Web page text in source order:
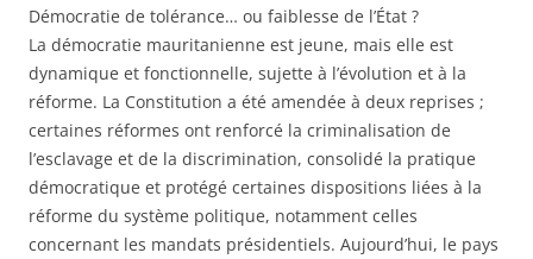
Démocratie de tolérance… ou faiblesse de l’État ?
La démocratie mauritanienne est jeune, mais elle est
dynamique et fonctionnelle, sujette à l’évolution et à la
réforme. La Constitution a été amendée à deux reprises ;
certaines réformes ont renforcé la criminalisation de
l’esclavage et de la discrimination, consolidé la pratique
démocratique et protégé certaines dispositions liées à la
réforme du système politique, notamment celles
concernant les mandats présidentiels. Aujourd’hui, le pays